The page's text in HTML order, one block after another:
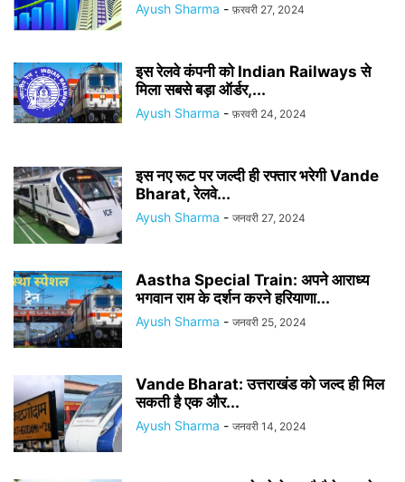
Ayush Sharma - फ़रवरी 27, 2024
इस रेलवे कंपनी को Indian Railways से
मिला सबसे बड़ा ऑर्डर,...
Ayush Sharma - फ़रवरी 24, 2024
इस नए रूट पर जल्दी ही रफ्तार भरेगी Vande
Bharat, रेलवे...
Ayush Sharma - जनवरी 27, 2024
Aastha Special Train: अपने आराध्य
भगवान राम के दर्शन करने हरियाणा...
Ayush Sharma - जनवरी 25, 2024
Vande Bharat: उत्तराखंड को जल्द ही मिल
सकती है एक और...
Ayush Sharma - जनवरी 14, 2024